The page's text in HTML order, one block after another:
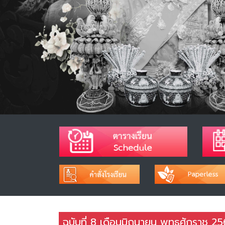
ฉบับที่ 8 เดือนมิถุนายน พุทธศักราช